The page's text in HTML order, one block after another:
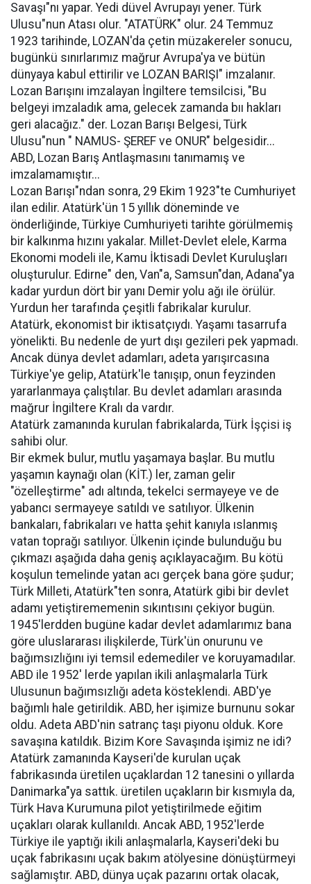
Savaşı"nı yapar. Yedi düvel Avrupayı yener. Türk
Ulusu"nun Atası olur. "ATATÜRK" olur. 24 Temmuz
1923 tarihinde, LOZAN'da çetin müzakereler sonucu,
bugünkü sınırlarımız mağrur Avrupa'ya ve bütün
dünyaya kabul ettirilir ve LOZAN BARIŞI" imzalanır.
Lozan Barışını imzalayan İngiltere temsilcisi, "Bu
belgeyi imzaladık ama, gelecek zamanda bıı hakları
geri alacağız." der. Lozan Barışı Belgesi, Türk
Ulusu"nun " NAMUS- ŞEREF ve ONUR" belgesidir...
ABD, Lozan Barış Antlaşmasını tanımamış ve
imzalamamıştır...
Lozan Barışı"ndan sonra, 29 Ekim 1923"te Cumhuriyet
ilan edilir. Atatürk'ün 15 yıllık döneminde ve
önderliğinde, Türkiye Cumhuriyeti tarihte görülmemiş
bir kalkınma hızını yakalar. Millet-Devlet elele, Karma
Ekonomi modeli ile, Kamu İktisadi Devlet Kuruluşları
oluşturulur. Edirne" den, Van"a, Samsun"dan, Adana"ya
kadar yurdun dört bir yanı Demir yolu ağı ile örülür.
Yurdun her tarafında çeşitli fabrikalar kurulur.
Atatürk, ekonomist bir iktisatçıydı. Yaşamı tasarrufa
yönelikti. Bu nedenle de yurt dışı gezileri pek yapmadı.
Ancak dünya devlet adamları, adeta yarışırcasına
Türkiye'ye gelip, Atatürk'le tanışıp, onun feyzinden
yararlanmaya çalıştılar. Bu devlet adamları arasında
mağrur İngiltere Kralı da vardır.
Atatürk zamanında kurulan fabrikalarda, Türk İşçisi iş
sahibi olur.
Bir ekmek bulur, mutlu yaşamaya başlar. Bu mutlu
yaşamın kaynağı olan (KİT.) ler, zaman gelir
"özelleştirme" adı altında, tekelci sermayeye ve de
yabancı sermayeye satıldı ve satılıyor. Ülkenin
bankaları, fabrikaları ve hatta şehit kanıyla ıslanmış
vatan toprağı satılıyor. Ülkenin içinde bulunduğu bu
çıkmazı aşağıda daha geniş açıklayacağım. Bu kötü
koşulun temelinde yatan acı gerçek bana göre şudur;
Türk Milleti, Atatürk"ten sonra, Atatürk gibi bir devlet
adamı yetiştirememenin sıkıntısını çekiyor bugün.
1945'lerdden bugüne kadar devlet adamlarımız bana
göre uluslararası ilişkilerde, Türk'ün onurunu ve
bağımsızlığını iyi temsil edemediler ve koruyamadılar.
ABD ile 1952' lerde yapılan ikili anlaşmalarla Türk
Ulusunun bağımsızlığı adeta kösteklendi. ABD'ye
bağımlı hale getirildik. ABD, her işimize burnunu sokar
oldu. Adeta ABD'nin satranç taşı piyonu olduk. Kore
savaşına katıldık. Bizim Kore Savaşında işimiz ne idi?
Atatürk zamanında Kayseri'de kurulan uçak
fabrikasında üretilen uçaklardan 12 tanesini o yıllarda
Danimarka"ya sattık. üretilen uçakların bir kısmıyla da,
Türk Hava Kurumuna pilot yetiştirilmede eğitim
uçakları olarak kullanıldı. Ancak ABD, 1952'lerde
Türkiye ile yaptığı ikili anlaşmalarla, Kayseri'deki bu
uçak fabrikasını uçak bakım atölyesine dönüştürmeyi
sağlamıştır. ABD, dünya uçak pazarını ortak olacak,